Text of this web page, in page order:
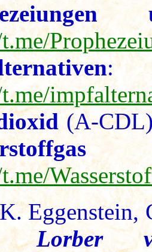
:
(A-
Eggenstein,
Lorber